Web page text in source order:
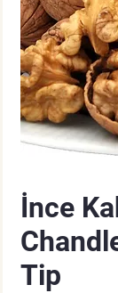
İnce
Tip